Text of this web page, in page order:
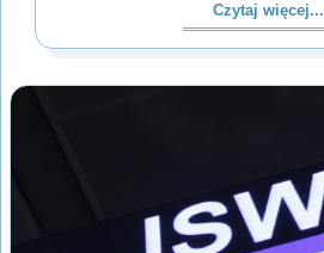
Czytaj więcej...